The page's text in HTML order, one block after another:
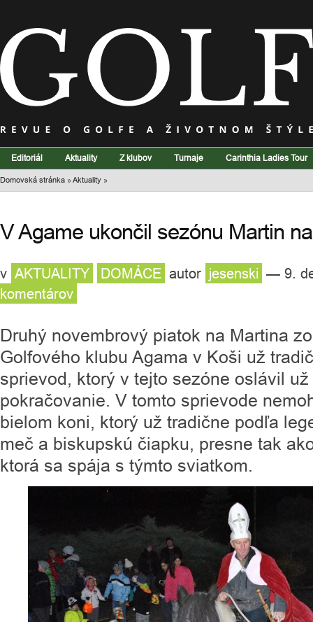
Editoriál Aktuality Z klubov Turnaje Carinthia Ladies Tour
Domovská stránka »Aktuality »
V Agame ukončil sezónu Martin
v AKTUALITY DOMÁCE autor jesenski — 9.
komentárov
Druhý novembrový piatok na Martina
Golfového klubu Agama v Koši už
sprievod, ktorý v tejto sezóne oslávil
pokračovanie. V tomto sprievode
bielom koni, ktorý už tradične podľa
meč a biskupskú čiapku, presne tak
ktorá sa spája s týmto sviatkom.